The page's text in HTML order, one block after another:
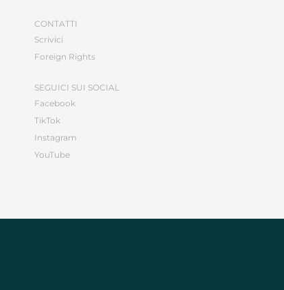
CONTATTI
Scrivici
Foreign Rights
SEGUICI SUI SOCIAL
Facebook
TikTok
Instagram
YouTube